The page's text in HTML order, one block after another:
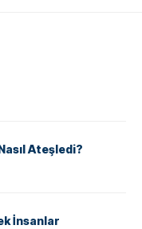
Ateşledi?
İnsanlar